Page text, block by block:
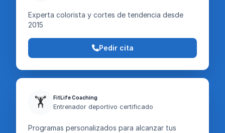
Experta colorista y cortes de tendencia desde
2015
Pedir cita
🏋️ FitLife Coaching
Entrenador deportivo certificado
Programas personalizados para alcanzar tus